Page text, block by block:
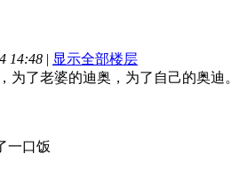
14:48 | 显示全部楼层
为了老婆的迪奥，为了自己的奥迪
一口饭